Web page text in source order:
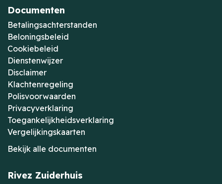
Documenten
Betalingsachterstanden
Beloningsbeleid
Cookiebeleid
Dienstenwijzer
Disclaimer
Klachtenregeling
Polisvoorwaarden
Privacyverklaring
Toegankelijkheidsverklaring
Vergelijkingskaarten
Bekijk alle documenten
Rivez Zuiderhuis